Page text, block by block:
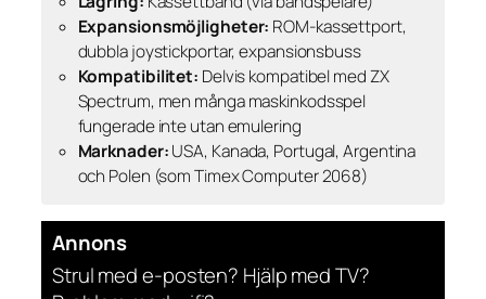
Expansionsmöjligheter: ROM-kassettport,
dubbla joystickportar, expansionsbuss
Kompatibilitet: Delvis kompatibel med ZX
Spectrum, men många maskinkodsspel
fungerade inte utan emulering
Marknader:USA, Kanada, Portugal, Argentina
och Polen (som Timex Computer 2068)
Annons
Strul med e-posten? Hjälp med TV?